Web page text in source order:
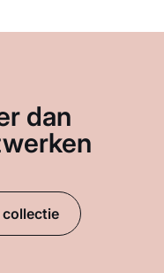
dan
collectie